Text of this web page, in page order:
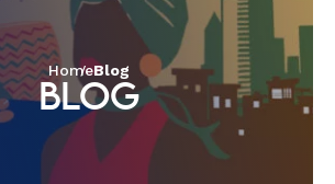
HomeBlog
BLOG